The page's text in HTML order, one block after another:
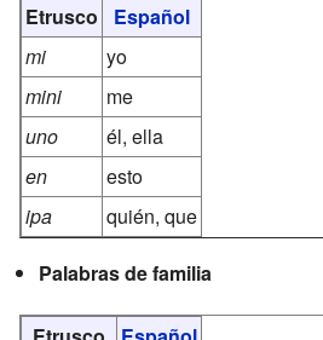
Etrusco
Español
mi
yo
mini
me
uno
él, ella
en
esto
ipa
quién, que
Palabras de familia